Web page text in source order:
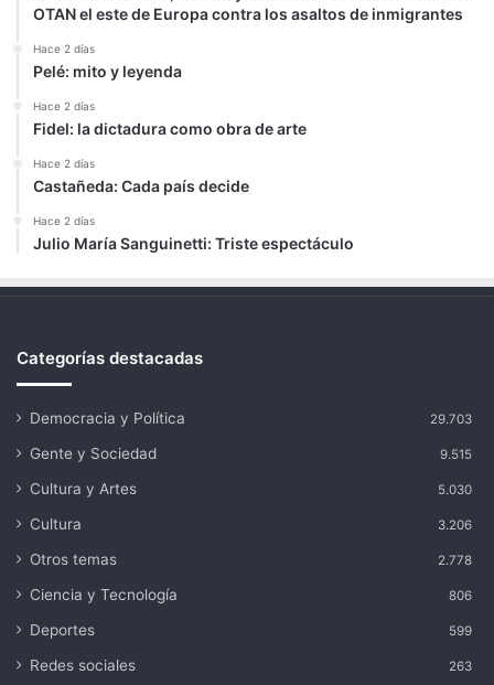
OTAN el este de Europa contra los asaltos de inmigrantes
Hace 2 días
Pelé: mito y leyenda
Hace 2 días
Fidel: la dictadura como obra de arte
Hace 2 días
Castañeda: Cada país decide
Hace 2 días
Julio María Sanguinetti: Triste espectáculo
Categorías destacadas
Democracia y Política 29.703
Gente y Sociedad 9.515
Cultura y Artes 5.030
Cultura 3.206
Otros temas 2.778
Ciencia y Tecnología 806
Deportes 599
Redes sociales 263